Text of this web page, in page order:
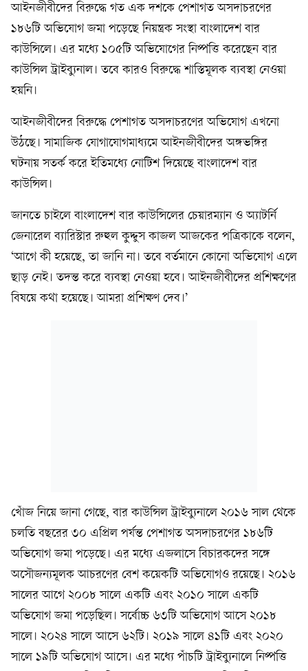
আইনজীবীদের বিরুদ্ধে গত এক দশকে পেশাগত অসদাচরণের
১৮৬টি অভিযোগ জমা পড়েছে নিয়ন্ত্রক সংস্থা বাংলাদেশ বার
কাউন্সিলে। এর মধ্যে ১০৫টি অভিযোগের নিষ্পত্তি করেছেন বার
কাউন্সিল ট্রাইব্যুনাল। তবে কারও বিরুদ্ধে শাস্তিমূলক ব্যবস্থা নেওয়া
হয়নি।
আইনজীবীদের বিরুদ্ধে পেশাগত অসদাচরণের অভিযোগ এখনো
উঠছে। সামাজিক যোগাযোগমাধ্যমে আইনজীবীদের অঙ্গভঙ্গির
ঘটনায় সতর্ক করে ইতিমধ্যে নোটিশ দিয়েছে বাংলাদেশ বার
কাউন্সিল।
জানতে চাইলে বাংলাদেশ বার কাউন্সিলের চেয়ারম্যান ও অ্যাটর্নি
জেনারেল ব্যারিস্টার রুহুল কুদ্দুস কাজল আজকের পত্রিকাকে বলেন,
‘আগে কী হয়েছে, তা জানি না। তবে বর্তমানে কোনো অভিযোগ এলে
ছাড় নেই। তদন্ত করে ব্যবস্থা নেওয়া হবে। আইনজীবীদের প্রশিক্ষণের
বিষয়ে কথা হয়েছে। আমরা প্রশিক্ষণ দেব।’
খোঁজ নিয়ে জানা গেছে, বার কাউন্সিল ট্রাইব্যুনালে ২০১৬ সাল থেকে
চলতি বছরের ৩০ এপ্রিল পর্যন্ত পেশাগত অসদাচরণের ১৮৬টি
অভিযোগ জমা পড়েছে। এর মধ্যে এজলাসে বিচারকদের সঙ্গে
অসৌজন্যমূলক আচরণের বেশ কয়েকটি অভিযোগও রয়েছে। ২০১৬
সালের আগে ২০০৮ সালে একটি এবং ২০১০ সালে একটি
অভিযোগ জমা পড়েছিল। সর্বোচ্চ ৬৩টি অভিযোগ আসে ২০১৮
সালে। ২০২৪ সালে আসে ৬২টি। ২০১৯ সালে ৪১টি এবং ২০২০
সালে ১৯টি অভিযোগ আসে। এর মধ্যে পাঁচটি ট্রাইব্যুনালে নিষ্পত্তি